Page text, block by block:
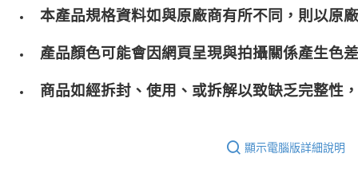
本產品規格資料如與原廠商有所不同，則以原
產品顏色可能會因網頁呈現與拍攝關係產生色
商品如經拆封、使用、或拆解以致缺乏完整性
顯示電腦版詳細說明